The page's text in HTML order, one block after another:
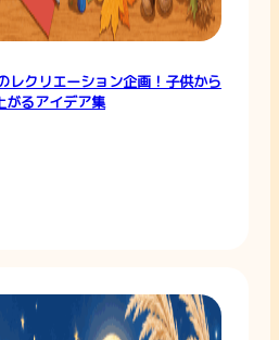
レクリエーション企画！子供から
がるアイデア集